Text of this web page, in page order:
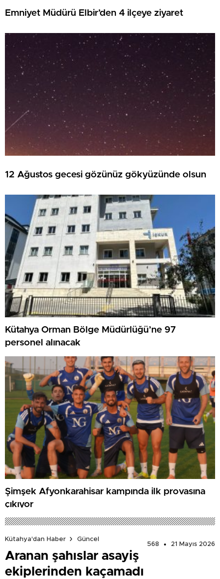
Emniyet Müdürü Elbir’den 4 ilçeye ziyaret
12 Ağustos gecesi gözünüz gökyüzünde olsun
Kütahya Orman Bölge Müdürlüğü’ne 97
personel alınacak
Şimşek Afyonkarahisar kampında ilk provasına
çıkıyor
Kütahya'dan Haber
Güncel
568
21 Mayıs 2026
Aranan şahıslar asayiş
ekiplerinden kaçamadı